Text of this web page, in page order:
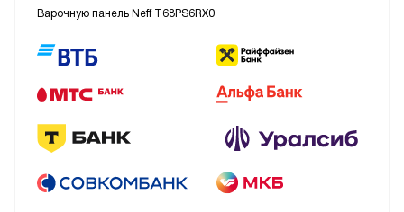
Варочную панель Neff T68PS6RX0